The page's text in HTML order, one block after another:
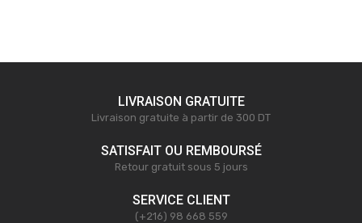
LIVRAISON GRATUITE
Livraison gratuite à partir de 300 DT
SATISFAIT OU REMBOURSÉ
Retour gratuit sous 5 jours
SERVICE CLIENT
(+216) 98 668 559